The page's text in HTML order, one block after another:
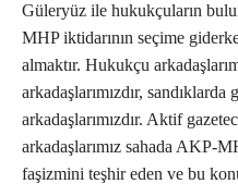
Güleryüz ile hukukçuların
MHP iktidarının seçime
almaktır. Hukukçu
arkadaşlarımızdır,
arkadaşlarımızdır. Aktif
arkadaşlarımız sahada AKP-
faşizmini teşhir eden ve bu